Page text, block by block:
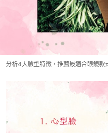
分析4大臉型特徵，推薦最適合眼鏡款